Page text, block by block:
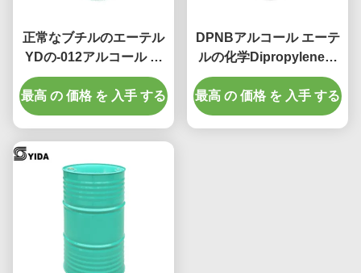
正常なブチルのエーテル
YDの-012アルコール エ
ーテルの化学
Dipropyleneのグリコー
ルの
最高 の 価格 を 入手 する
DPNBアルコール エーテ
ルの化学Dipropyleneの
グリコールのモノラル- N
-ブチルのエーテル
最高 の 価格 を 入手 する